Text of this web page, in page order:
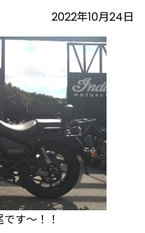
2022年10月24日
す～！！